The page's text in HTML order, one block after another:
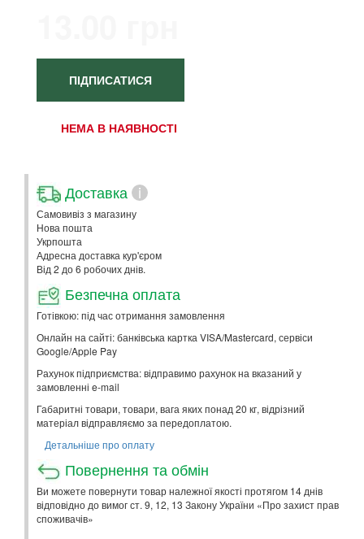
ПІДПИСАТИСЯ
НЕМА В НАЯВНОСТІ
Доставка i
Самовивіз з магазину
Нова пошта
Укрпошта
Адресна доставка кур'єром
Від 2 до 6 робочих днів.
Безпечна оплата
Готівкою: під час отримання замовлення
Онлайн на сайті: банківська картка VISA/Mastercard, сервіси
Google/Apple Pay
Рахунок підприємства: відправимо рахунок на вказаний у
замовленні e-mail
Габаритні товари, товари, вага яких понад 20 кг, відрізний
матеріал відправляємо за передоплатою.
Детальніше про оплату
Повернення та обмін
Ви можете повернути товар належної якості протягом 14 днів
відповідно до вимог ст. 9, 12, 13 Закону України «Про захист прав
споживачів»